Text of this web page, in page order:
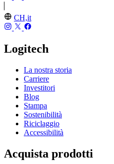
CH,it
Logitech
La nostra storia
Carriere
Investitori
Blog
Stampa
Sostenibilità
Riciclaggio
Accessibilità
Acquista prodotti